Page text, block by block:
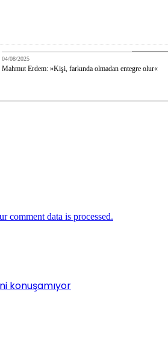
04/08/2025
Mahmut Erdem: »Kişi, farkında olmadan entegre olur«
comment data is processed.
konuşamıyor